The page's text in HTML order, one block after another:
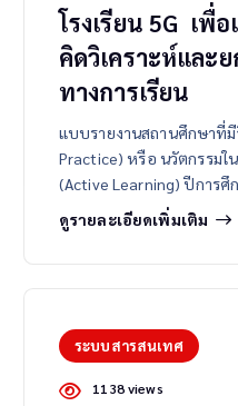
โรงเรียน 5G เพื่
คิดวิเคราะห์และ
ทางการเรียน
แบบรายงานสถานศึกษาที่
Practice) หรือ นวัตกรรมใ
(Active Learning) ปีการศึ
ดูรายละเอียดเพิ่มเติม
ระบบสารสนเทศ
1138 views